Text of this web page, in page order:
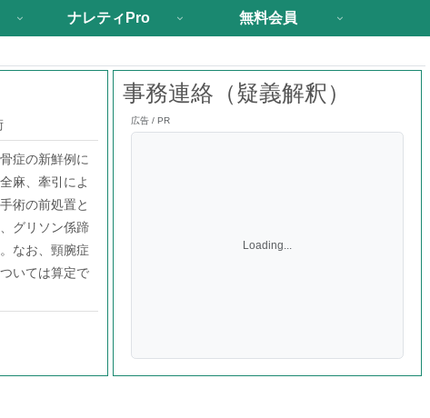
ナレティPro 無料会員
症の新鮮例に
麻、牽引によ
術の前処置と
グリソン係蹄
なお、頸腕症
いては算定で
事務連絡（疑義解釈）
広告 / PR
Loading...